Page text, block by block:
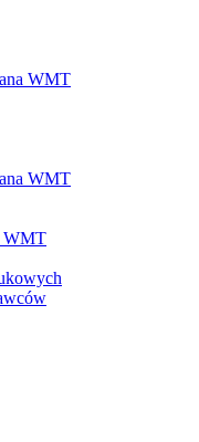
WMT
WMT
WMT